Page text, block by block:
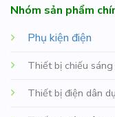
Nhóm sản phẩm
Phụ kiện điện
Thiết bị chiếu sáng
Thiết bị điện dân